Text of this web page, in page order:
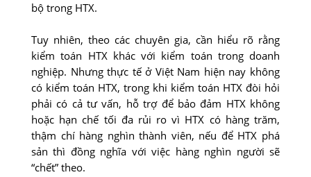
bộ trong HTX.
Tuy nhiên, theo các chuyên gia, cần hiểu rõ rằng
kiểm toán HTX khác với kiểm toán trong doanh
nghiệp. Nhưng thực tế ở Việt Nam hiện nay không
có kiểm toán HTX, trong khi kiểm toán HTX đòi hỏi
phải có cả tư vấn, hỗ trợ để bảo đảm HTX không
hoặc hạn chế tối đa rủi ro vì HTX có hàng trăm,
thậm chí hàng nghìn thành viên, nếu để HTX phá
sản thì đồng nghĩa với việc hàng nghìn người sẽ
“chết” theo.